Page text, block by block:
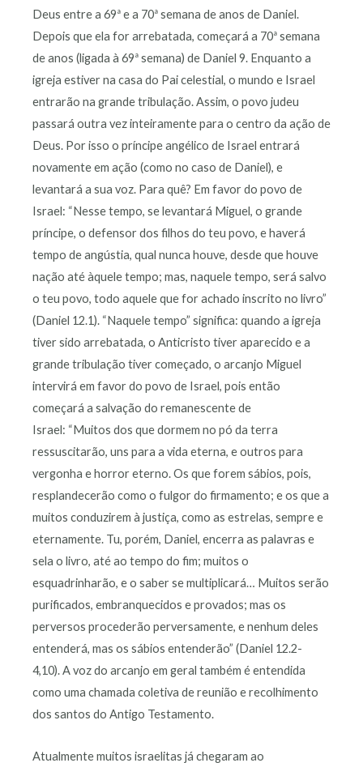
Deus entre a 69ª e a 70ª semana de anos de Daniel.
Depois que ela for arrebatada, começará a 70ª semana
de anos (ligada à 69ª semana) de Daniel 9. Enquanto a
igreja estiver na casa do Pai celestial, o mundo e Israel
entrarão na grande tribulação. Assim, o povo judeu
passará outra vez inteiramente para o centro da ação de
Deus. Por isso o príncipe angélico de Israel entrará
novamente em ação (como no caso de Daniel), e
levantará a sua voz. Para quê? Em favor do povo de
Israel: “Nesse tempo, se levantará Miguel, o grande
príncipe, o defensor dos filhos do teu povo, e haverá
tempo de angústia, qual nunca houve, desde que houve
nação até àquele tempo; mas, naquele tempo, será salvo
o teu povo, todo aquele que for achado inscrito no livro”
(Daniel 12.1). “Naquele tempo” significa: quando a igreja
tiver sido arrebatada, o Anticristo tiver aparecido e a
grande tribulação tiver começado, o arcanjo Miguel
intervirá em favor do povo de Israel, pois então
começará a salvação do remanescente de
Israel: “Muitos dos que dormem no pó da terra
ressuscitarão, uns para a vida eterna, e outros para
vergonha e horror eterno. Os que forem sábios, pois,
resplandecerão como o fulgor do firmamento; e os que a
muitos conduzirem à justiça, como as estrelas, sempre e
eternamente. Tu, porém, Daniel, encerra as palavras e
sela o livro, até ao tempo do fim; muitos o
esquadrinharão, e o saber se multiplicará… Muitos serão
purificados, embranquecidos e provados; mas os
perversos procederão perversamente, e nenhum deles
entenderá, mas os sábios entenderão” (Daniel 12.2-
4,10). A voz do arcanjo em geral também é entendida
como uma chamada coletiva de reunião e recolhimento
dos santos do Antigo Testamento.
Atualmente muitos israelitas já chegaram ao